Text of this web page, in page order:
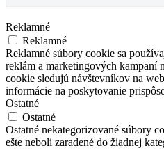
Reklamné
Reklamné
Reklamné súbory cookie sa
reklám a marketingových kampaní
cookie sledujú návštevníkov na
informácie na poskytovanie
Ostatné
Ostatné
Ostatné nekategorizované súbory
ešte neboli zaradené do žiadnej